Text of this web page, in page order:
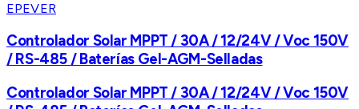
EPEVER
Controlador Solar MPPT / 30A / 12/24V / Voc 150V
/ RS-485 / Baterías Gel-AGM-Selladas
Controlador Solar MPPT / 30A / 12/24V / Voc 150V